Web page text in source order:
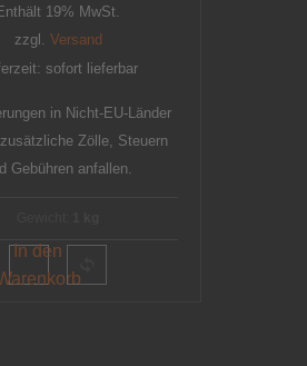
19% MwSt.
zzgl. Versand
sofort lieferbar
in Nicht-EU-Länder
Zölle, Steuern
Gebühren anfallen.
In den